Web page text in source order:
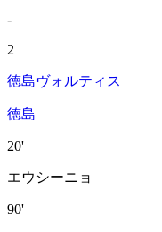
-
2
徳島ヴォルティス
徳島
20'
エウシーニョ
90'